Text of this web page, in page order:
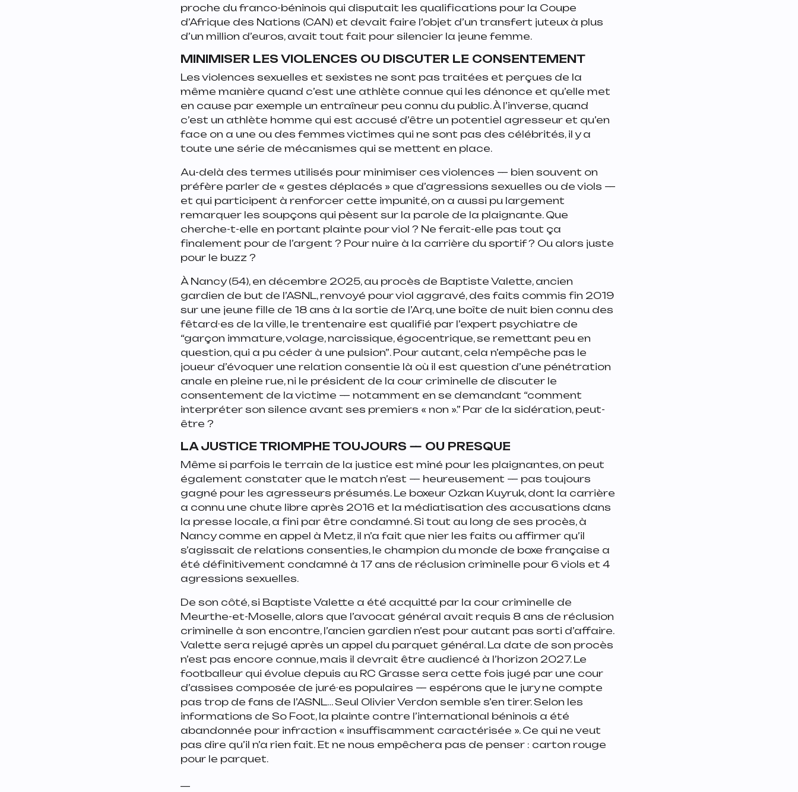
proche du franco-béninois qui disputait les qualifications pour la Coupe
d’Afrique des Nations (CAN) et devait faire l’objet d’un transfert juteux à plus
d’un million d’euros, avait tout fait pour silencier la jeune femme.
MINIMISER LES VIOLENCES OU DISCUTER LE CONSENTEMENT
Les violences sexuelles et sexistes ne sont pas traitées et perçues de la
même manière quand c’est une athlète connue qui les dénonce et qu’elle met
en cause par exemple un entraîneur peu connu du public. À l’inverse, quand
c’est un athlète homme qui est accusé d’être un potentiel agresseur et qu’en
face on a une ou des femmes victimes qui ne sont pas des célébrités, il y a
toute une série de mécanismes qui se mettent en place.
Au-delà des termes utilisés pour minimiser ces violences — bien souvent on
préfère parler de « gestes déplacés » que d’agressions sexuelles ou de viols —
et qui participent à renforcer cette impunité, on a aussi pu largement
remarquer les soupçons qui pèsent sur la parole de la plaignante. Que
cherche-t-elle en portant plainte pour viol ? Ne ferait-elle pas tout ça
finalement pour de l’argent ? Pour nuire à la carrière du sportif ? Ou alors juste
pour le buzz ?
À Nancy (54), en décembre 2025, au procès de Baptiste Valette, ancien
gardien de but de l’ASNL, renvoyé pour viol aggravé, des faits commis fin 2019
sur une jeune fille de 18 ans à la sortie de l’Arq, une boîte de nuit bien connu des
fêtard·es de la ville, le trentenaire est qualifié par l’expert psychiatre de
“garçon immature, volage, narcissique, égocentrique, se remettant peu en
question, qui a pu céder à une pulsion”. Pour autant, cela n’empêche pas le
joueur d’évoquer une relation consentie là où il est question d’une pénétration
anale en pleine rue, ni le président de la cour criminelle de discuter le
consentement de la victime — notamment en se demandant “comment
interpréter son silence avant ses premiers « non ».” Par de la sidération, peut-
être ?
LA JUSTICE TRIOMPHE TOUJOURS — OU PRESQUE
Même si parfois le terrain de la justice est miné pour les plaignantes, on peut
également constater que le match n’est — heureusement — pas toujours
gagné pour les agresseurs présumés. Le boxeur Ozkan Kuyruk, dont la carrière
a connu une chute libre après 2016 et la médiatisation des accusations dans
la presse locale, a fini par être condamné. Si tout au long de ses procès, à
Nancy comme en appel à Metz, il n’a fait que nier les faits ou affirmer qu’il
s’agissait de relations consenties, le champion du monde de boxe française a
été définitivement condamné à 17 ans de réclusion criminelle pour 6 viols et 4
agressions sexuelles.
De son côté, si Baptiste Valette a été acquitté par la cour criminelle de
Meurthe-et-Moselle, alors que l’avocat général avait requis 8 ans de réclusion
criminelle à son encontre, l’ancien gardien n’est pour autant pas sorti d’affaire.
Valette sera rejugé après un appel du parquet général. La date de son procès
n’est pas encore connue, mais il devrait être audiencé à l’horizon 2027. Le
footballeur qui évolue depuis au RC Grasse sera cette fois jugé par une cour
d’assises composée de juré·es populaires — espérons que le jury ne compte
pas trop de fans de l’ASNL… Seul Olivier Verdon semble s’en tirer. Selon les
informations de So Foot, la plainte contre l’international béninois a été
abandonnée pour infraction « insuffisamment caractérisée ». Ce qui ne veut
pas dire qu’il n’a rien fait. Et ne nous empêchera pas de penser : carton rouge
pour le parquet.